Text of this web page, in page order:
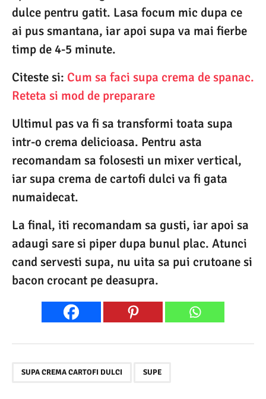
dulce pentru gatit. Lasa focum mic dupa ce
ai pus smantana, iar apoi supa va mai fierbe
timp de 4-5 minute.
Citeste si: Cum sa faci supa crema de spanac.
Reteta si mod de preparare
Ultimul pas va fi sa transformi toata supa
intr-o crema delicioasa. Pentru asta
recomandam sa folosesti un mixer vertical,
iar supa crema de cartofi dulci va fi gata
numaidecat.
La final, iti recomandam sa gusti, iar apoi sa
adaugi sare si piper dupa bunul plac. Atunci
cand servesti supa, nu uita sa pui crutoane si
bacon crocant pe deasupra.
SUPA CREMA CARTOFI DULCI SUPE